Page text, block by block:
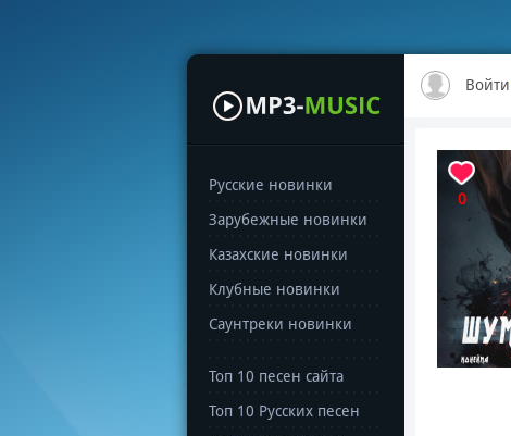
Русские новинки
Зарубежные новинки
Казахские новинки
Клубные новинки
Саунтреки новинки
Топ 10 песен сайта
Топ 10 Русских песен
Войти
0